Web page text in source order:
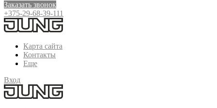
Заказать звонок
+375-29-68-39-111
Карта сайта
Контакты
Еще
Вход